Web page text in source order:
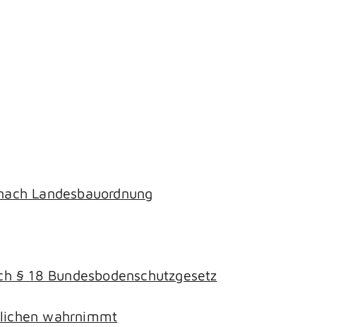
Landesbauordnung
§ 18 Bundesbodenschutzgesetz
wahrnimmt